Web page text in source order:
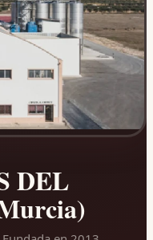
DEL